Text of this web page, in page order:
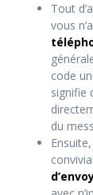
Tout
vous
code
signifie
du